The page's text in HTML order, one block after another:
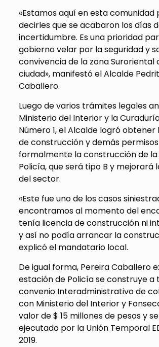
«Estamos aquí en esta comunidad
decirles que se acabaron los días
incertidumbre. Es una prioridad
gobierno velar por la seguridad y
convivencia de la zona Suroriental
ciudad», manifestó el Alcalde
Caballero.
Luego de varios trámites legales
Ministerio del Interior y la
Número 1, el Alcalde logró obtener
de construcción y demás
formalmente la construcción de
Policía, que será tipo B y mejorará
del sector.
«Este fue uno de los casos
encontramos al momento del
tenía licencia de construcción ni
y así no podía arrancar la
explicó el mandatario local.
De igual forma, Pereira Caballero
estación de Policía se construye a
convenio Interadministrativo de
con Ministerio del Interior y
valor de $ 15 millones de pesos y
ejecutado por la Unión Temporal
2019.